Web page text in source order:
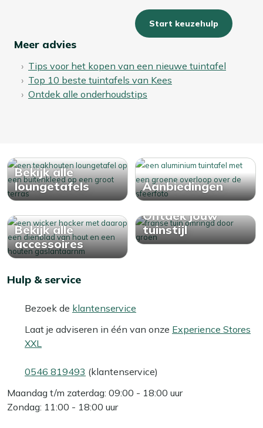
Start keuzehulp
Meer advies
Tips voor het kopen van een nieuwe tuintafel
Top 10 beste tuintafels van Kees
Ontdek alle onderhoudstips
Bekijk alle
loungetafels
Aanbiedingen
Bekijk alle
accessoires
Ontdek jouw
tuinstijl
Hulp & service
Bezoek de klantenservice
Laat je adviseren in één van onze Experience Stores
XXL
0546 819493 (klantenservice)
Maandag t/m zaterdag: 09:00 - 18:00 uur
Zondag: 11:00 - 18:00 uur